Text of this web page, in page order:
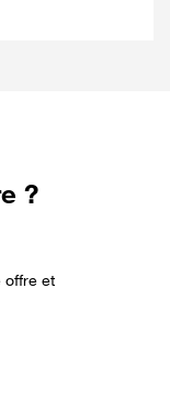
?
offre et